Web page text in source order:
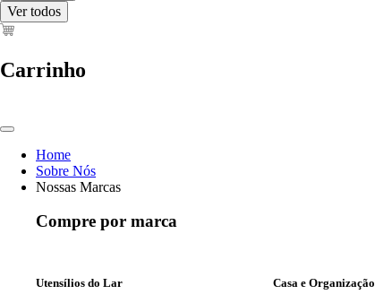
Ver todos
Carrinho
Home
Sobre Nós
Nossas Marcas
Compre por marca
Utensílios do Lar Casa e Organização